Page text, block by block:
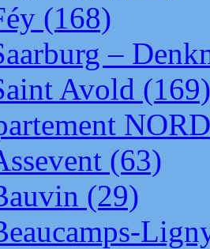
(168)
–
Avold (169)
NORD
(63)
(29)